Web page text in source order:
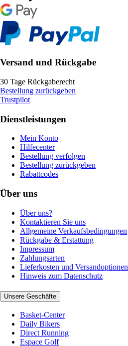
Versand und Rückgabe
30 Tage Rückgaberecht
Bestellung zurückgeben
Trustpilot
Dienstleistungen
Mein Konto
Hilfecenter
Bestellung verfolgen
Bestellung zurückgeben
Rabattcodes
Über uns
Über uns?
Kontaktieren Sie uns
Allgemeine Verkaufsbedingungen
Rückgabe & Erstattung
Impressum
Zahlungsarten
Lieferkosten und Versandoptionen
Hinweis zum Datenschutz
Unsere Geschäfte
Basket-Center
Daily Bikers
Direct Running
Espace Golf